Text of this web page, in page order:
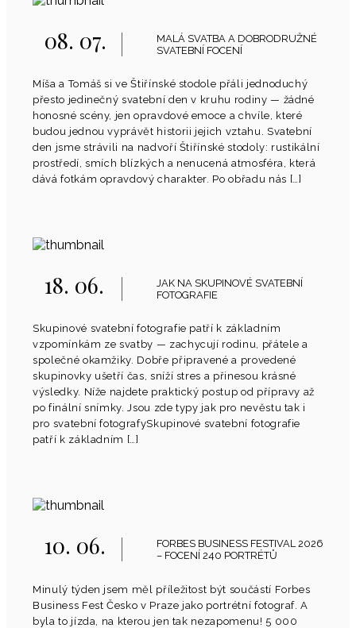
08. 07.
MALÁ SVATBA A DOBRODRUŽNÉ
SVATEBNÍ FOCENÍ
Míša a Tomáš si ve Štiřínské stodole přáli jednoduchý
přesto jedinečný svatební den v kruhu rodiny — žádné
honosné scény, jen opravdové emoce a chvíle, které
budou jednou vyprávět historii jejich vztahu. Svatební
den jsme strávili na nadvoří Štiřínské stodoly: rustikální
prostředí, smích blízkých a nenucená atmosféra, která
dává fotkám opravdový charakter. Po obřadu nás […]
18. 06.
JAK NA SKUPINOVÉ SVATEBNÍ
FOTOGRAFIE
Skupinové svatební fotografie patří k základním
vzpomínkám ze svatby — zachycují rodinu, přátele a
společné okamžiky. Dobře připravené a provedené
skupinovky ušetří čas, sníží stres a přinesou krásné
výsledky. Níže najdete praktický postup od přípravy až
po finální snímky. Jsou zde typy jak pro nevěstu tak i
pro svatební fotografySkupinové svatební fotografie
patří k základním […]
10. 06.
FORBES BUSINESS FESTIVAL 2026
– FOCENÍ 240 PORTRÉTŮ
Minulý týden jsem měl příležitost být součástí Forbes
Business Fest Česko v Praze jako portrétní fotograf. A
byla to jízda, na kterou jen tak nezapomenu! 5 000